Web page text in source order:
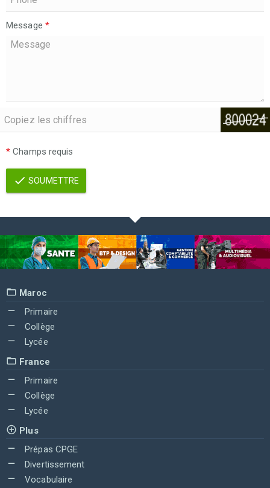
Message *
* Champs requis
SOUMETTRE
Maroc
Primaire
Collège
Lycée
France
Primaire
Collège
Lycée
Plus
Prépas CPGE
Divertissement
Vocabulaire